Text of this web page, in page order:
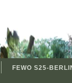
FEWO S25-